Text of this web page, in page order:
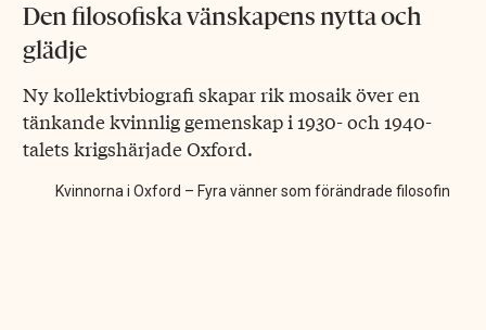
Den filosofiska vänskapens nytta och
glädje
Ny kollektivbiografi skapar rik mosaik över en
tänkande kvinnlig gemenskap i 1930- och 1940-
talets krigshärjade Oxford.
Kvinnorna i Oxford – Fyra vänner som förändrade filosofin